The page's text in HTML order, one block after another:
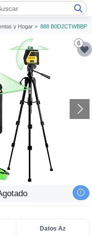
y Hogar > 888 B0D2CTWBBP
6
Datos Az